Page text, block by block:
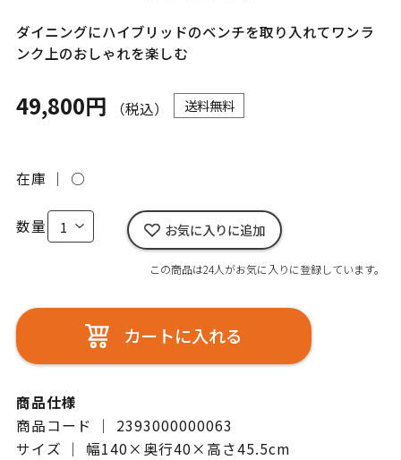
ダイニングにハイブリッドのベンチを取り入れてワンラ
ンク上のおしゃれを楽しむ
49,800円 （税込） 送料無料
在庫 ｜ ○
数量 お気に入りに追加
この商品は24人がお気に入りに登録しています。
カートに入れる
商品仕様
商品コード ｜ 2393000000063
サイズ ｜ 幅140×奥行40×高さ45.5cm